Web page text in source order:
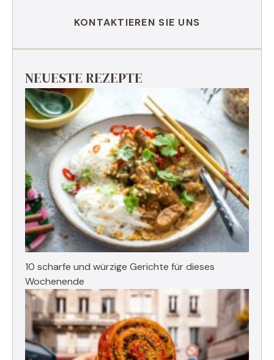
KONTAKTIEREN SIE UNS
NEUESTE REZEPTE
10 scharfe und würzige Gerichte für dieses
Wochenende